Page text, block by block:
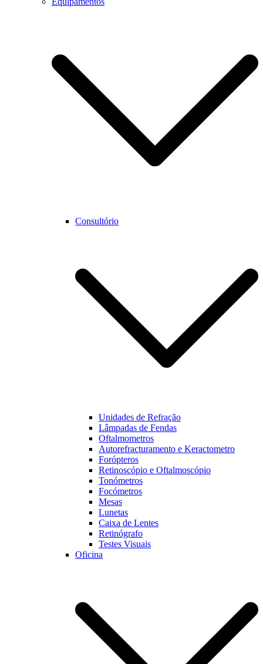
Consultório
Unidades de Refração
Lâmpadas de Fendas
Oftalmometros
Autorefracturamento e Keractometro
Forópteros
Retinoscópio e Oftalmoscópio
Tonómetros
Focómetros
Mesas
Lunetas
Caixa de Lentes
Retinógrafo
Testes Visuais
Oficina